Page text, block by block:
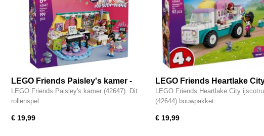
LEGO Friends Paisley's kamer -
42647
LEGO Friends Paisley's kamer (42647). Dit
rollenspel…
€ 19,99
LEGO Friends Heartlake
ijscotruck Creatief
42644
LEGO Friends Heartlake City
(42644) bouwpakket…
€ 19,99